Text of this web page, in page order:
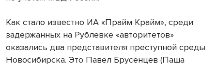
Как стало известно ИА «Прайм Крайм», среди
задержанных на Рублевке «авторитетов»
оказались два представителя преступной среды
Новосибирска. Это Павел Брусенцев (Паша